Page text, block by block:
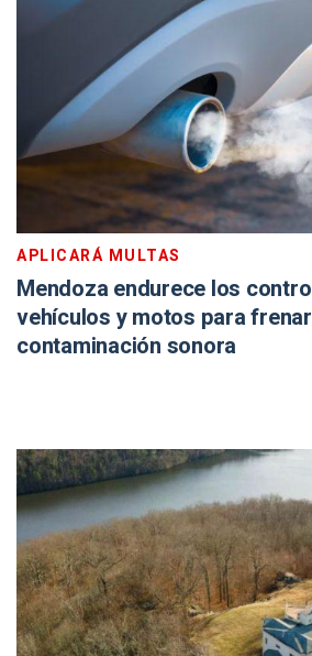
APLICARÁ MULTAS
Mendoza endurece los
vehículos y motos para
contaminación sonora